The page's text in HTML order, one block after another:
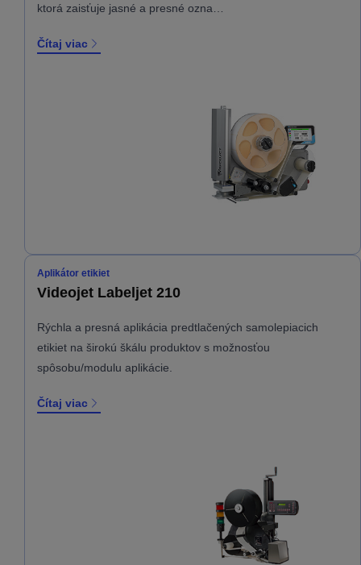
ktorá zaisťuje jasné a presné ozna…
Čítaj viac
Aplikátor etikiet
Videojet Labeljet 210
Rýchla a presná aplikácia predtlačených samolepiacich
etikiet na širokú škálu produktov s možnosťou
spôsobu/modulu aplikácie.
Čítaj viac